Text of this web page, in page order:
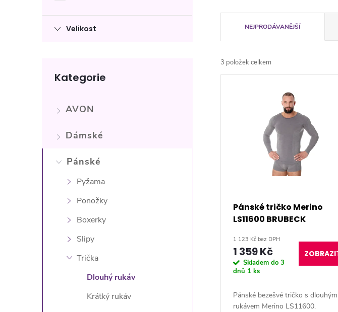
p
Velikost
kategorie
Kategorie
AVON
Dámské
Pánské
Pyžama
Ponožky
Boxerky
Slipy
Trička
Dlouhý rukáv
Krátký rukáv
a
z
NEJPRODÁVANĚJŠÍ
3 položek celkem
Pánské tričko Merino
LS11600 BRUBECK
1 123 Kč bez DPH
1 359 Kč
Skladem do 3
dnů 1 ks
Pánské bezešvé tričko s dlouhým
rukávem Merino LS11600.